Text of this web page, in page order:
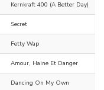
Kernkraft 400 (A Better Day)
Secret
Fetty Wap
Amour, Haine Et Danger
Dancing On My Own